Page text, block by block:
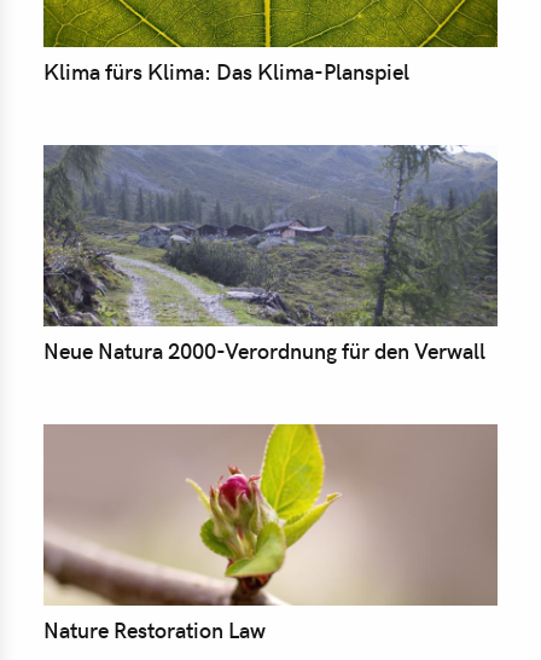
Klima fürs Klima: Das Klima-Planspiel
Neue Natura 2000-Verordnung für den Verwall
Nature Restoration Law